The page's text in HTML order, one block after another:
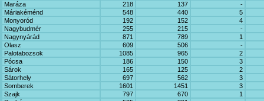
Maráza
218 137
-
Máriakéménd
548 440
5
Monyoród
192 152
4
Nagybudmér
255 215
-
Nagynyárád
871 789
1
Olasz
609 506
-
Palotabozsok
1085 965
2
Pócsa
186 150
3
Sárok
165 125
2
Sátorhely
697 562
3
Somberek
1601 1451
3
Szajk
797 670
1